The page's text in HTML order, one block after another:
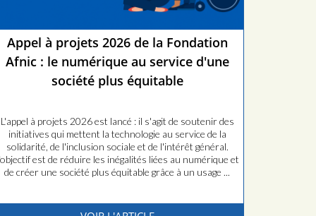
Appel à projets 2026 de la Fondation
Afnic : le numérique au service d'une
société plus équitable
L'appel à projets 2026 est lancé : il s'agit de soutenir des
initiatives qui mettent la technologie au service de la
solidarité, de l'inclusion sociale et de l'intérêt général.
est de réduire les inégalités liées au numérique et
de créer une société plus équitable grâce à un usage ...